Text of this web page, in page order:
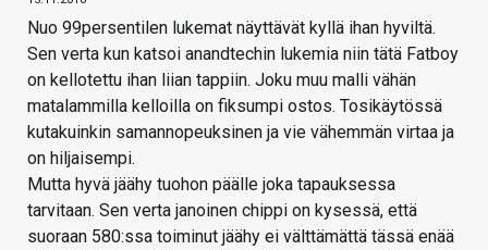
Nuo 99persentilen lukemat näyttävät kyllä ihan hyviltä.
Sen verta kun katsoi anandtechin lukemia niin tätä Fatboy
on kellotettu ihan liian tappiin. Joku muu malli vähän
matalammilla kelloilla on fiksumpi ostos. Tosikäytössä
kutakuinkin samannopeuksinen ja vie vähemmän virtaa ja
on hiljaisempi.
Mutta hyvä jäähy tuohon päälle joka tapauksessa
tarvitaan. Sen verta janoinen chippi on kysessä, että
suoraan 580:ssa toiminut jäähy ei välttämättä tässä enää